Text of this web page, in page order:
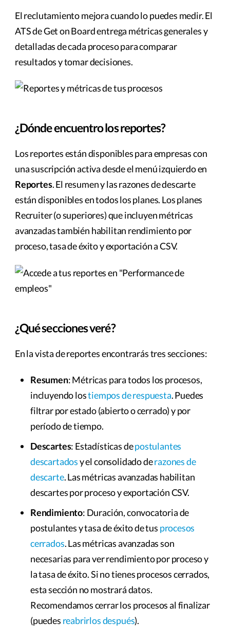
El reclutamiento mejora cuando lo puedes medir. El
ATS de Get on Board entrega métricas generales y
detalladas de cada proceso para comparar
resultados y tomar decisiones.
¿Dónde encuentro los reportes?
Los reportes están disponibles para empresas con
una suscripción activa desde el menú izquierdo en
Reportes. El resumen y las razones de descarte
están disponibles en todos los planes. Los planes
Recruiter (o superiores) que incluyen métricas
avanzadas también habilitan rendimiento por
proceso, tasa de éxito y exportación a CSV.
¿Qué secciones veré?
En la vista de reportes encontrarás tres secciones:
Resumen: Métricas para todos los procesos,
incluyendo lostiempos de respuesta. Puedes
filtrar por estado (abierto o cerrado) y por
período de tiempo.
Descartes: Estadísticas depostulantes
descartadosy el consolidado derazones de
descarte. Las métricas avanzadas habilitan
descartes por proceso y exportación CSV.
Rendimiento: Duración, convocatoria de
postulantes y tasa de éxito de tus procesos
cerrados. Las métricas avanzadas son
necesarias para ver rendimiento por proceso y
la tasa de éxito. Si no tienes procesos cerrados,
esta sección no mostrará datos.
Recomendamos cerrar los procesos al finalizar
(puedes reabrirlos después).